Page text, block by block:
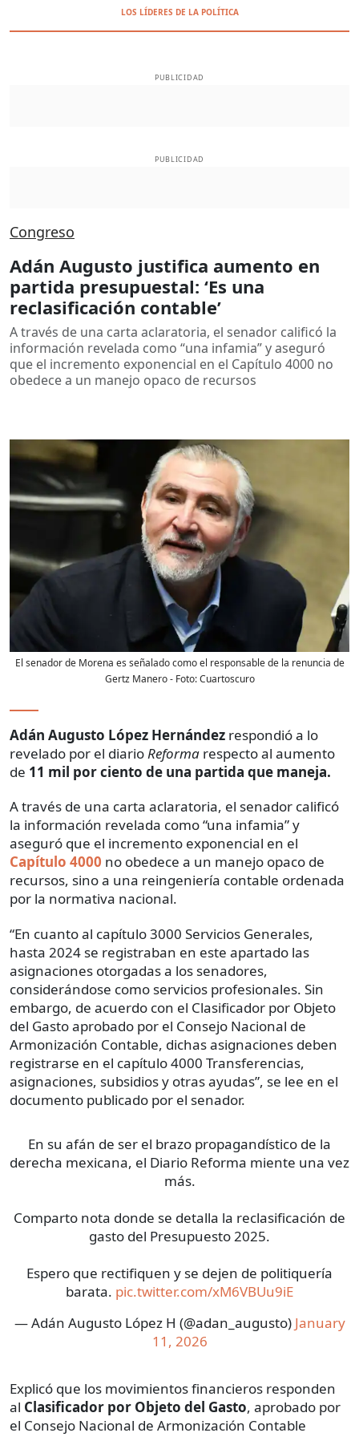
LOS LÍDERES DE LA POLÍTICA
PUBLICIDAD
PUBLICIDAD
Congreso
Adán Augusto justifica aumento en
partida presupuestal: ‘Es una
reclasificación contable’
A través de una carta aclaratoria, el senador calificó la
información revelada como “una infamia” y aseguró
que el incremento exponencial en el Capítulo 4000 no
obedece a un manejo opaco de recursos
El senador de Morena es señalado como el responsable de la renuncia de
Gertz Manero- Foto:Cuartoscuro
Adán Augusto López Hernández respondió a lo
revelado por el diarioReforma respecto al aumento
de 11 mil por ciento de una partida que maneja.
A través de una carta aclaratoria, el senador calificó
la información revelada como “una infamia” y
aseguró que el incremento exponencial en el
Capítulo 4000 no obedece a un manejo opaco de
recursos, sino a una reingeniería contable ordenada
por la normativa nacional.
“En cuanto al capítulo 3000 Servicios Generales,
hasta 2024 se registraban en este apartado las
asignaciones otorgadas a los senadores,
considerándose como servicios profesionales. Sin
embargo, de acuerdo con el Clasificador por Objeto
del Gasto aprobado por el Consejo Nacional de
Armonización Contable, dichas asignaciones deben
registrarse en el capítulo 4000 Transferencias,
asignaciones, subsidios y otras ayudas”, se lee en el
documento publicado por el senador.
En su afán de ser el brazo propagandístico de la
derecha mexicana, el Diario Reforma miente una vez
más.
Comparto nota donde se detalla la reclasificación de
gasto del Presupuesto 2025.
Espero que rectifiquen y se dejen de politiquería
barata. pic.twitter.com/xM6VBUu9iE
— Adán Augusto López H (@adan_augusto) January
11, 2026
Explicó que los movimientos financieros responden
al Clasificador por Objeto del Gasto, aprobado por
el Consejo Nacional de Armonización Contable